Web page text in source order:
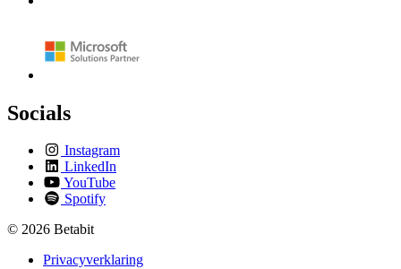
Socials
Instagram
LinkedIn
YouTube
Spotify
© 2026 Betabit
Privacyverklaring